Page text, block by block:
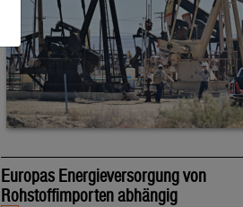
Europas Energieversorgung von
Rohstoffimporten abhängig